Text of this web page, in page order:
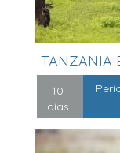
TANZANIA
10
días